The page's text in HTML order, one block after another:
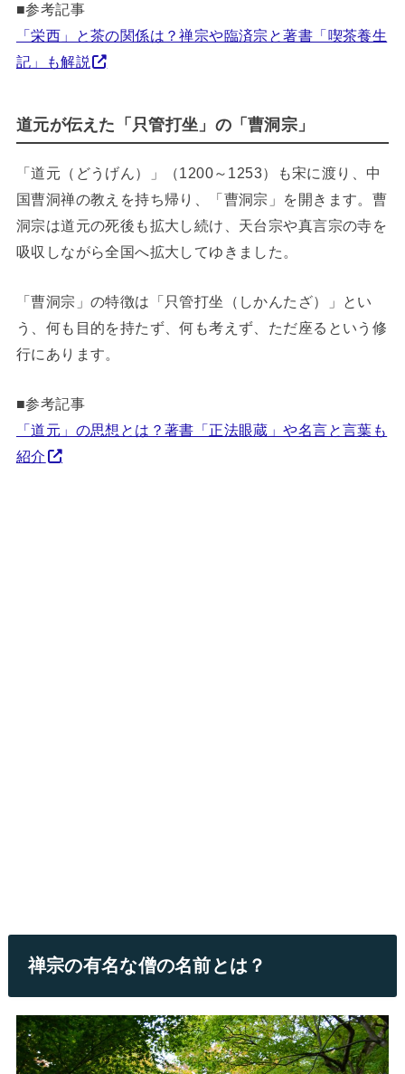
■参考記事
「栄西」と茶の関係は？禅宗や臨済宗と著書「喫茶養生
記」も解説
道元が伝えた「只管打坐」の「曹洞宗」
「道元（どうげん）」（1200～1253）も宋に渡り、中
国曹洞禅の教えを持ち帰り、「曹洞宗」を開きます。曹
洞宗は道元の死後も拡大し続け、天台宗や真言宗の寺を
吸収しながら全国へ拡大してゆきました。
「曹洞宗」の特徴は「只管打坐（しかんたざ）」とい
う、何も目的を持たず、何も考えず、ただ座るという修
行にあります。
■参考記事
「道元」の思想とは？著書「正法眼蔵」や名言と言葉も
紹介
禅宗の有名な僧の名前とは？